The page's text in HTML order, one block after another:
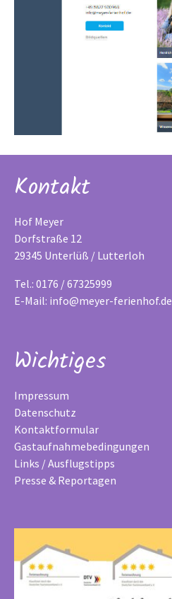
Kontakt
Hof Meyer
Dorfstraße 12
29345 Unterlüß / Lutterloh
Tel.: 0176 / 67325999
E-Mail: info@meyer-ferienhof.de
Wichtiges
Impressum
Datenschutz
Kontaktformular
Gastaufnahmebedingungen
Links / Ausflugstipps
Presse & Reportagen